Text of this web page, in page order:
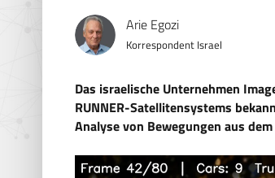
Arie Egozi
Korrespondent Israel
Das israelische Unternehmen
RUNNER-Satellitensystems
Analyse von Bewegungen aus